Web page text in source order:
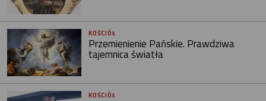
KOŚCIÓŁ
Przemienienie Pańskie. Prawdziwa
tajemnica światła
KOŚCIÓŁ